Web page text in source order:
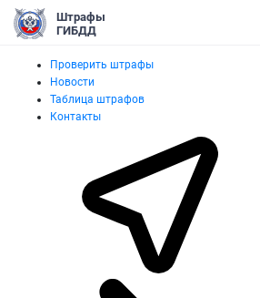
Штрафы
ГИБДД
Проверить штрафы
Новости
Таблица штрафов
Контакты